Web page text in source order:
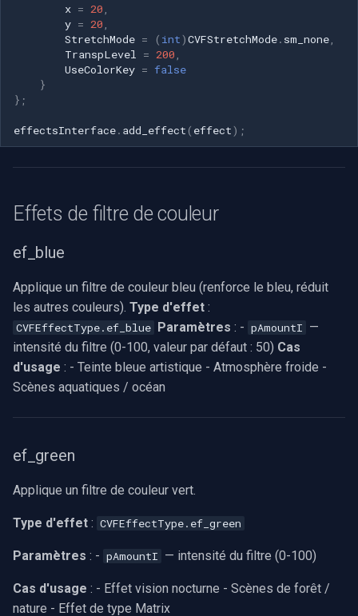
x = 20
y = 20
StretchMode = ( int)CVFStretchMode. sm_none
TranspLevel
= 200
UseColorKey = false
}
};
effectsInterface. add_effect ( effect);
Effets de filtre de couleur
ef_blue
Applique un filtre de couleur bleu (renforce le bleu, réduit
les autres couleurs). Type d'effet :
CVFEffectType.ef_blue Paramètres : - pAmountI —
intensité du filtre (0-100, valeur par défaut : 50) Cas
d'usage : - Teinte bleue artistique - Atmosphère froide -
Scènes aquatiques / océan
ef_green
Applique un filtre de couleur vert.
Type d'effet : CVFEffectType.ef_green
Paramètres : - pAmountI — intensité du filtre (0-100)
Cas d'usage : - Effet vision nocturne - Scènes de forêt /
nature - Effet de type Matrix